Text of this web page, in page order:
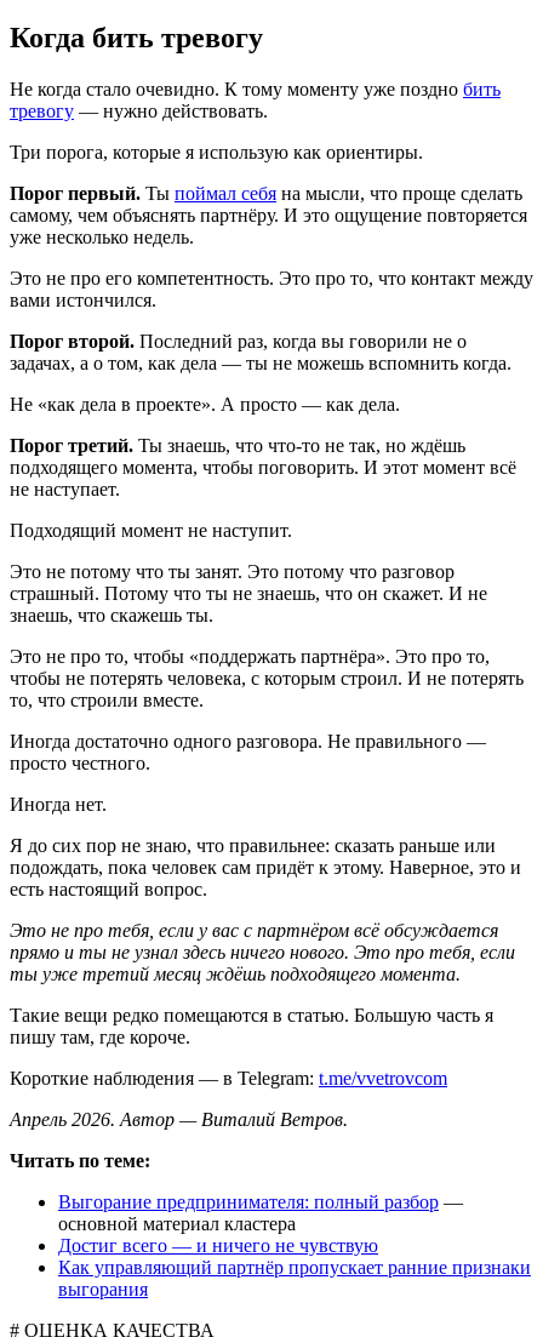
Когда бить тревогу
Не когда стало очевидно. К тому моменту уже поздно бить
тревогу — нужно действовать.
Три порога, которые я использую как ориентиры.
Порог первый. Ты поймал себя на мысли, что проще сделать
самому, чем объяснять партнёру. И это ощущение повторяется
уже несколько недель.
Это не про его компетентность. Это про то, что контакт между
вами истончился.
Порог второй. Последний раз, когда вы говорили не о
задачах, а о том, как дела — ты не можешь вспомнить когда.
Не «как дела в проекте». А просто — как дела.
Порог третий. Ты знаешь, что что-то не так, но ждёшь
подходящего момента, чтобы поговорить. И этот момент всё
не наступает.
Подходящий момент не наступит.
Это не потому что ты занят. Это потому что разговор
страшный. Потому что ты не знаешь, что он скажет. И не
знаешь, что скажешь ты.
Это не про то, чтобы «поддержать партнёра». Это про то,
чтобы не потерять человека, с которым строил. И не потерять
то, что строили вместе.
Иногда достаточно одного разговора. Не правильного —
просто честного.
Иногда нет.
Я до сих пор не знаю, что правильнее: сказать раньше или
подождать, пока человек сам придёт к этому. Наверное, это и
есть настоящий вопрос.
Это не про тебя, если у вас с партнёром всё обсуждается
прямо и ты не узнал здесь ничего нового. Это про тебя, если
ты уже третий месяц ждёшь подходящего момента.
Такие вещи редко помещаются в статью. Большую часть я
пишу там, где короче.
Короткие наблюдения — в Telegram: t.me/vvetrovcom
Апрель 2026. Автор — Виталий Ветров.
Читать по теме:
Выгорание предпринимателя: полный разбор —
основной материал кластера
Достиг всего — и ничего не чувствую
Как управляющий партнёр пропускает ранние признаки
выгорания
# ОЦЕНКА КАЧЕСТВА